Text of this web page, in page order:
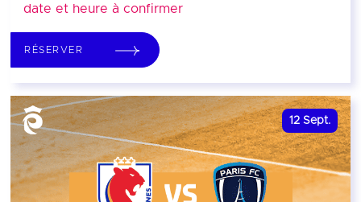
date et heure à confirmer
RÉSERVER
12 Sept.